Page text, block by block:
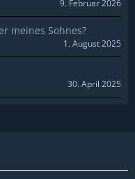
9. Februar 2026
meines Sohnes?
1. August 2025
30. April 2025